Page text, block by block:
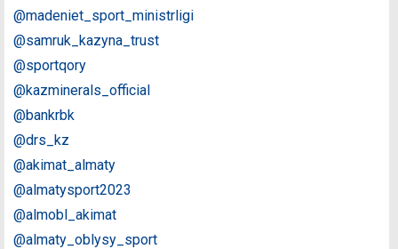
@madeniet_sport_ministrligi
@samruk_kazyna_trust
@sportqory
@kazminerals_official
@bankrbk
@drs_kz
@akimat_almaty
@almatysport2023
@almobl_akimat
@almaty_oblysy_sport